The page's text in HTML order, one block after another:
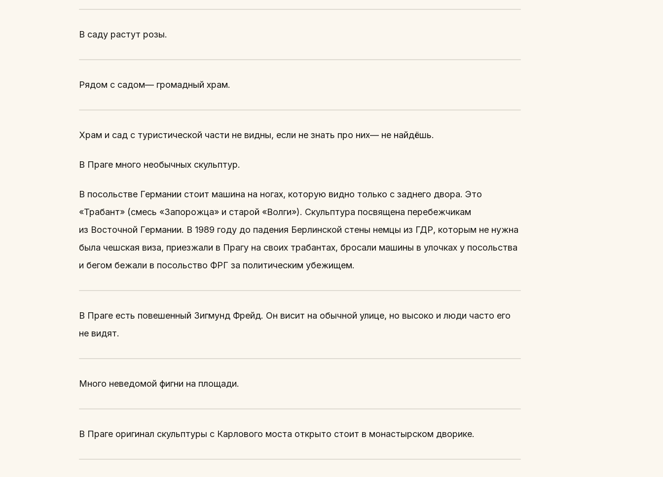
В саду растут розы.
Рядом с садом— громадный храм.
Храм и сад с туристической части не видны, если не знать про них— не найдёшь.
В Праге много необычных скульптур.
В посольстве Германии стоит машина на ногах, которую видно только с заднего двора. Это
«Трабант» (смесь «Запорожца» и старой «Волги»). Скульптура посвящена перебежчикам
из Восточной Германии. В 1989 году до падения Берлинской стены немцы из ГДР, которым не нужна
была чешская виза, приезжали в Прагу на своих трабантах, бросали машины в улочках у посольства
и бегом бежали в посольство ФРГ за политическим убежищем.
В Праге есть повешенный Зигмунд Фрейд. Он висит на обычной улице, но высоко и люди часто его
не видят.
Много неведомой фигни на площади.
В Праге оригинал скульптуры с Карлового моста открыто стоит в монастырском дворике.